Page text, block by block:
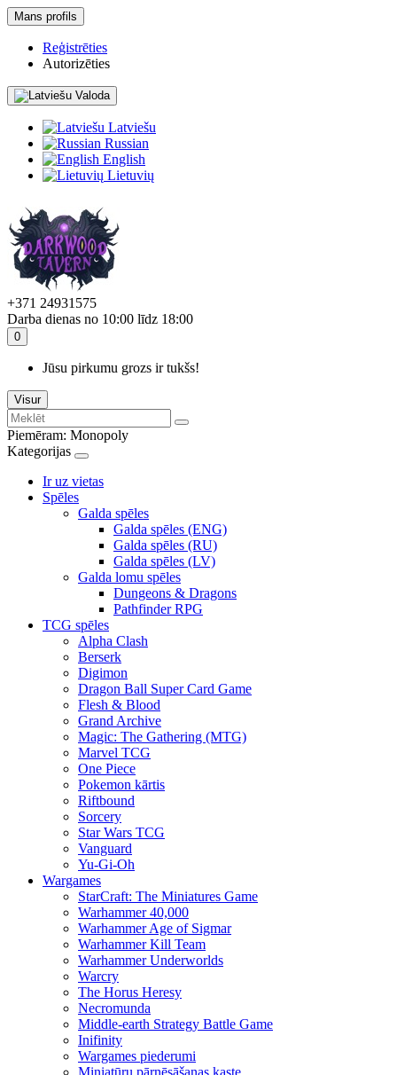
Mans profils
Reģistrēties
Autorizēties
Valoda
Latviešu
Russian
English
Lietuvių
+371 24931575
Darba dienas no 10:00 līdz 18:00
0
Jūsu pirkumu grozs ir tukšs!
Visur
Piemēram: Monopoly
Kategorijas
Ir uz vietas
Spēles
Galda spēles
Galda spēles (ENG)
Galda spēles (RU)
Galda spēles (LV)
Galda lomu spēles
Dungeons & Dragons
Pathfinder RPG
TCG spēles
Alpha Clash
Berserk
Digimon
Dragon Ball Super Card Game
Flesh & Blood
Grand Archive
Magic: The Gathering (MTG)
Marvel TCG
One Piece
Pokemon kārtis
Riftbound
Sorcery
Star Wars TCG
Vanguard
Yu-Gi-Oh
Wargames
StarCraft: The Miniatures Game
Warhammer 40,000
Warhammer Age of Sigmar
Warhammer Kill Team
Warhammer Underworlds
Warcry
The Horus Heresy
Necromunda
Middle-earth Strategy Battle Game
Inifinity
Wargames piederumi
Miniatūru pārnēsāšanas kaste